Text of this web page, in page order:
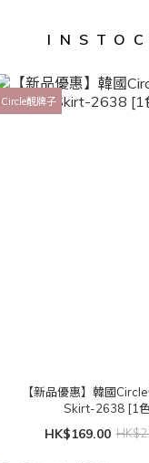
Circle靚牌子
【新品優惠】韓國
Skirt-2638 [1
HK$169.00